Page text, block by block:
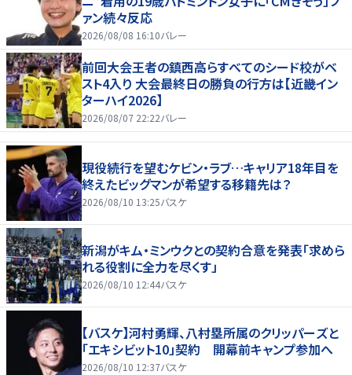
ァン続々反応
2026/08/08 16:10バレー
前回大会王者の鎮西高らすべてのシード校がベ
スト4入り 大会最終日の勝負の行方は【近畿イン
ターハイ2026】
2026/08/07 22:22バレー
現役続行を望むケビン・ラブ…キャリア18年目を
終えたビッグマンが希望する移籍先は？
2026/08/10 13:25バスケ
新潟がキム・ミンウクとの契約合意を発表「求めら
れる役割に全力を尽くす」
2026/08/10 12:44バスケ
【バスケ】河村勇輝、八村塁所属のクリッパーズと
「エキシビット10」契約 開幕前キャンプ参加へ
2026/08/10 12:37バスケ